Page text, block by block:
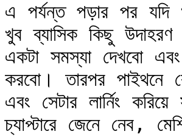
এ পর্যন্ত পড়ার পর
খুব ব্যাসিক কিছু
একটা সমস্যা দেখবো এবং
করবো। তারপর পাইথনে
এবং সেটার লার্নিং
চ্যাপ্টারে জেনে নেব,